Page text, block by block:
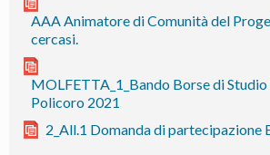
AAA Animatore di Comunità del
cercasi.
MOLFETTA_1_Bando Borse di
Policoro 2021
2_All.1 Domanda di partecipazione